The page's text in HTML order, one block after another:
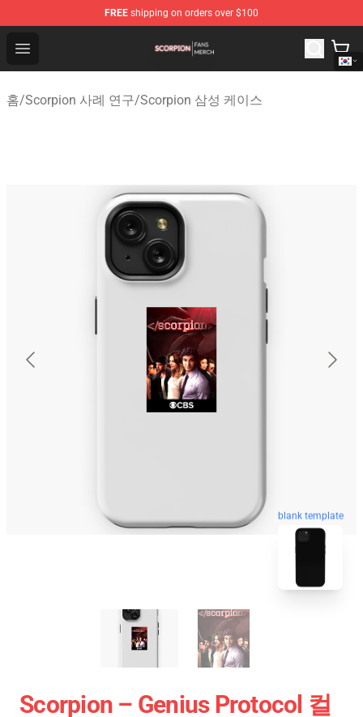
FREE shipping on orders over $100
Open menu
Scorpion Shop - Official Scorpion Merchandise Store
홈/Scorpion 사례 연구/Scorpion 삼성 케이스
blank template
Scorpion – Genius Protocol 컬